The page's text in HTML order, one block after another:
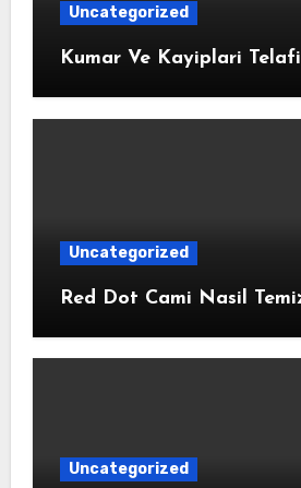
Uncategorized
Kumar Ve Kayiplari
Uncategorized
Red Dot Cami Nasil
Uncategorized